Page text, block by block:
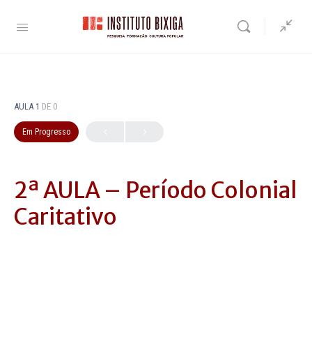
AULA 1 DE 0
Em Progresso
2ª AULA – Período Colonial
Caritativo